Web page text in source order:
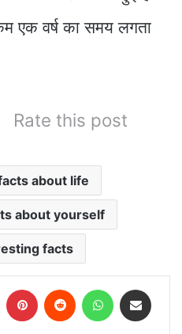
एक वर्ष का समय लगता
Rate this post
about life
about yourself
facts
Tumblr Pinterest Reddit WhatsApp